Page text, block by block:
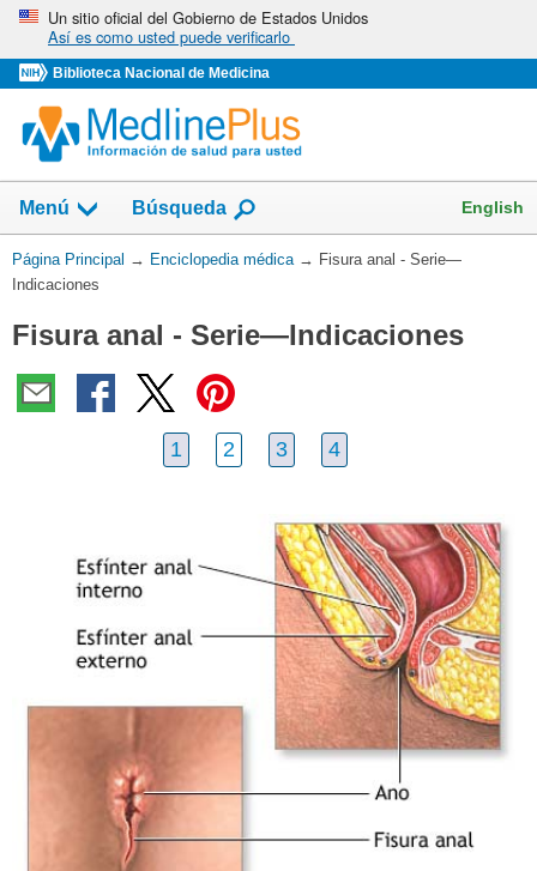
Omita
vaya
al
Contenido
Un sitio oficial del Gobierno de Estados Unidos
Así es como usted puede verificarlo
Biblioteca Nacional de Medicina
Menú Búsqueda English
Usted
está
Página Principal → Enciclopedia médica → Fisura anal - Serie—
Indicaciones
Fisura anal - Serie—Indicaciones
1 2 3 4